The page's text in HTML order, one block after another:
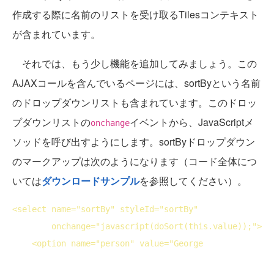
作成する際に名前のリストを受け取るTilesコンテキスト
が含まれています。
それでは、もう少し機能を追加してみましょう。この
AJAXコールを含んでいるページには、sortByという名前
のドロップダウンリストも含まれています。このドロッ
プダウンリストのonchangeイベントから、JavaScriptメ
ソッドを呼び出すようにします。sortByドロップダウン
のマークアップは次のようになります（コード全体につ
いてはダウンロードサンプルを参照してください）。
<select name="sortBy" styleId="sortBy"
onchange="javascript(doSort(this.value));">
<option name="person" value="George